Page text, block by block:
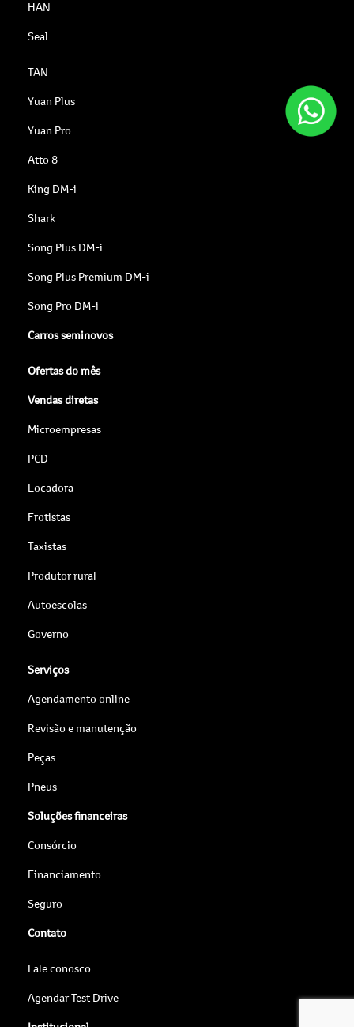
HAN
Seal
TAN
Yuan Plus
Yuan Pro
Atto 8
King DM-i
Shark
Song Plus DM-i
Song Plus Premium DM-i
Song Pro DM-i
Carros seminovos
Ofertas do mês
Vendas diretas
Microempresas
PCD
Locadora
Frotistas
Taxistas
Produtor rural
Autoescolas
Governo
Serviços
Agendamento online
Revisão e manutenção
Peças
Pneus
Soluções financeiras
Consórcio
Financiamento
Seguro
Contato
Fale conosco
Agendar Test Drive